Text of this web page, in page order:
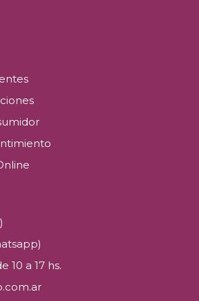
10 a 17 hs.